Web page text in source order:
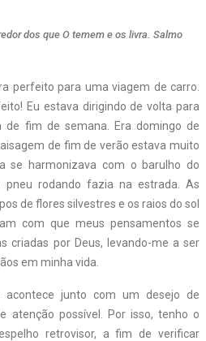
dos que O temem e os livra. Salmo
perfeito para uma viagem de carro.
Eu estava dirigindo de volta para
de fim de semana. Era domingo de
de fim de verão estava muito
se harmonizava com o barulho do
rodando fazia na estrada. As
de flores silvestres e os raios do sol
com que meus pensamentos se
criadas por Deus, levando-me a ser
em minha vida.
acontece junto com um desejo de
atenção possível. Por isso, tenho o
retrovisor, a fim de verificar